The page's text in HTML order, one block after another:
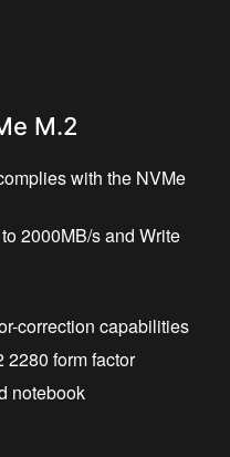
M.2
with the NVMe
2000MB/s and Write
correction capabilities
2280 form factor
notebook